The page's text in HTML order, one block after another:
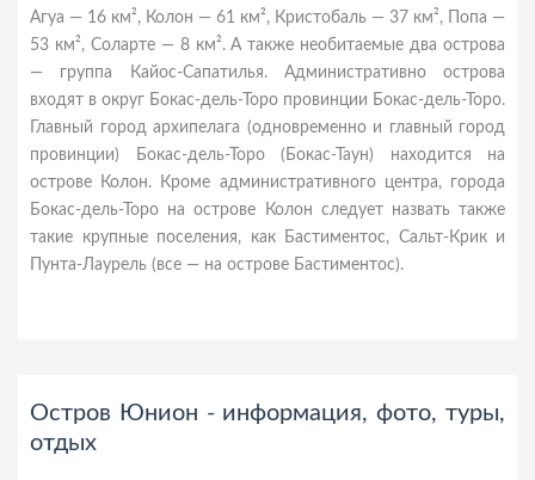
Агуа — 16 км², Колон — 61 км², Кристобаль — 37 км², Попа —
53 км², Соларте — 8 км². А также необитаемые два острова
— группа Кайос-Сапатилья. Административно острова
входят в округ Бокас-дель-Торо провинции Бокас-дель-Торо.
Главный город архипелага (одновременно и главный город
провинции) Бокас-дель-Торо (Бокас-Таун) находится на
острове Колон. Кроме административного центра, города
Бокас-дель-Торо на острове Колон следует назвать также
такие крупные поселения, как Бастиментос, Сальт-Крик и
Пунта-Лаурель (все — на острове Бастиментос).
Остров Юнион - информация, фото, туры,
отдых